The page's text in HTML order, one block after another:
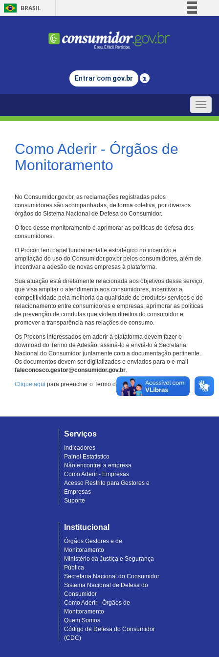
BRASIL
Comunica BR
Legislação
Entrar com gov.br
Toggle
Como Aderir - Órgãos de
Monitoramento
No Consumidor.gov.br, as reclamações registradas pelos
consumidores são acompanhadas, de forma coletiva, por diversos
órgãos do Sistema Nacional de Defesa do Consumidor.
O foco desse monitoramento é aprimorar as políticas de defesa dos
consumidores.
O Procon tem papel fundamental e estratégico no incentivo e
ampliação do uso do Consumidor.gov.br pelos consumidores, além de
incentivar a adesão de novas empresas à plataforma.
Sua atuação está diretamente relacionada aos objetivos desse serviço,
que visa ampliar o atendimento aos consumidores, incentivar a
competitividade pela melhoria da qualidade de produtos/ serviços e do
relacionamento entre consumidores e empresas, aprimorar as políticas
de prevenção de condutas que violem direitos do consumidor e
promover a transparência nas relações de consumo.
Os Procons interessados em aderir à plataforma devem fazer o
download do Termo de Adesão, assiná-lo e enviá-lo à Secretaria
Nacional do Consumidor juntamente com a documentação pertinente.
Os documentos devem ser digitalizados e enviados para o e-mail
faleconosco.gestor@consumidor.gov.br.
Clique aqui para preencher o Termo de Adesão.
Serviços
Indicadores
Painel Estatístico
Não encontrei a empresa
Como Aderir - Empresas
Acesso Restrito para Gestores e
Empresas
Suporte
Institucional
Órgãos Gestores e de
Monitoramento
Ministério da Justiça e Segurança
Pública
Secretaria Nacional do Consumidor
Sistema Nacional de Defesa do
Consumidor
Como Aderir - Órgãos de
Monitoramento
Quem Somos
Código de Defesa do Consumidor
(CDC)